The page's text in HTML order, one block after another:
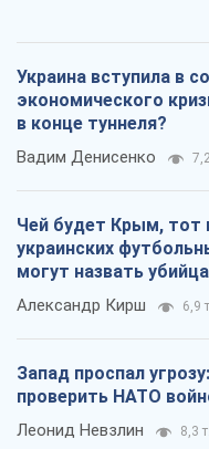
Украина вступила в
экономического
в конце туннеля?
Вадим Денисенко
Чей будет Крым, тот
украинских
могут назвать
Александр Кирш 6,9
Запад проспал
проверить НАТО
Леонид Невзлин 8,3 т.